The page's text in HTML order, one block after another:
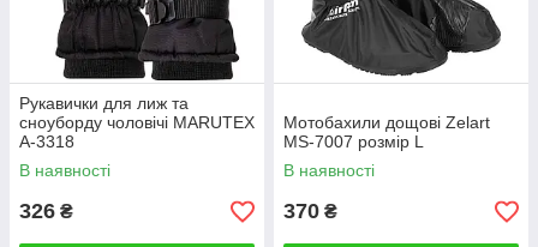
Рукавички для лиж та
сноуборду чоловічі MARUTEX
A-3318
В наявності
326 ₴
Мотобахили дощові Zelart
MS-7007 розмір L
В наявності
370 ₴